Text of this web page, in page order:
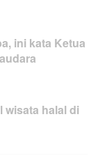
ini kata Ketua
halal di